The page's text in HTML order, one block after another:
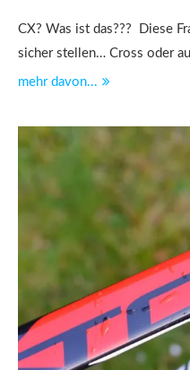
CX? Was ist das??? Diese
sicher stellen… Cross oder
mehr davon...